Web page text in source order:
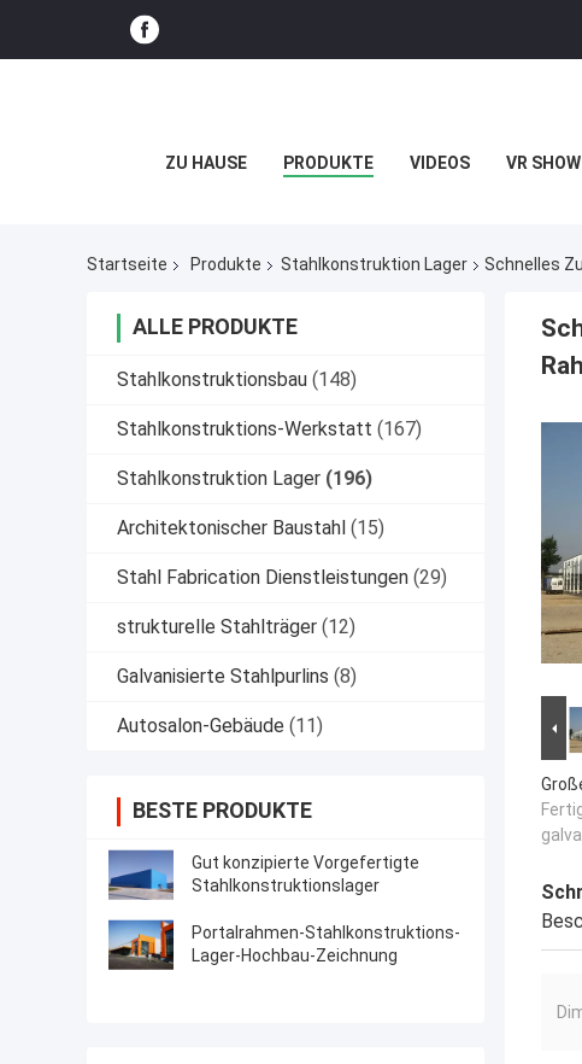
ZU HAUSE PRODUKTE VIDEOS VR SHOW
Startseite Produkte Stahlkonstruktion Lager Schnelles
ALLE PRODUKTE
Stahlkonstruktionsbau (148)
Stahlkonstruktions-Werkstatt (167)
Stahlkonstruktion Lager (196)
Architektonischer Baustahl (15)
Stahl Fabrication Dienstleistungen (29)
strukturelle Stahlträger (12)
Galvanisierte Stahlpurlins (8)
Autosalon-Gebäude (11)
BESTE PRODUKTE
Gut konzipierte Vorgefertigte
Stahlkonstruktionslager
Portalrahmen-Stahlkonstruktions-
Lager-Hochbau-Zeichnung